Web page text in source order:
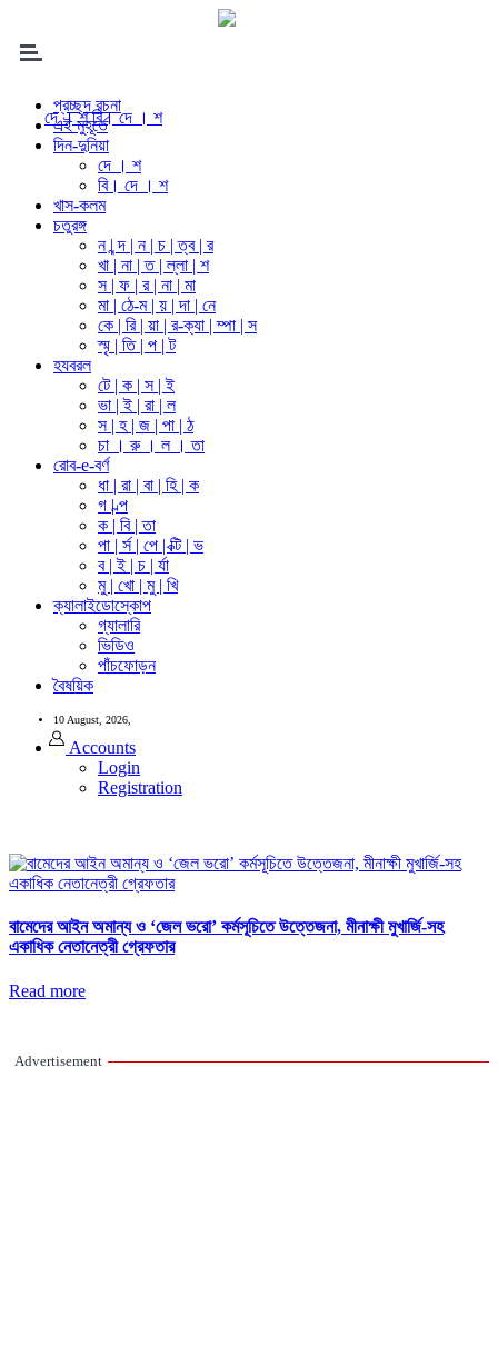
প্রচ্ছদ রচনা
এই মুহূর্তে
দিন-দুনিয়া
দে । শ
বি। দে । শ
খাস-কলম
চতুরঙ্গ
ন | ন্দ | ন | চ | ত্ব | র
খা | না | ত | ল্লা | শ
স | ফ | র | না | মা
মা | ঠে-ম | য় | দা | নে
কে | রি | য়া | র-ক্যা | ম্পা | স
স্মৃ | তি | প | ট
হযবরল
টে | ক | স | ই
ভা | ই | রা | ল
স | হ | জ | পা | ঠ
চা । রু । ল । তা
রোব-e-বর্ণ
ধা | রা | বা | হি | ক
গ | ল্প
ক | বি | তা
পা | র্স | পে | ক্টি | ভ
ব | ই | চ | র্যা
মু | খো | মু | খি
ক্যালাইডোস্কোপ
গ্যালারি
ভিডিও
পাঁচফোড়ন
বৈষয়িক
10 August, 2026,
Accounts
Login
Registration
দে । শ বি। দে । শ
বামেদের আইন অমান্য ও ‘জেল ভরো’ কর্মসূচিতে উত্তেজনা, মীনাক্ষী মুখার্জি-সহ
একাধিক নেতানেত্রী গ্রেফতার
Read more
Advertisement